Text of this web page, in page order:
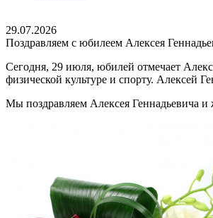
29.07.2026
Поздравляем с юбилеем Алексея
Сегодня, 29 июля, юбилей отмечает
физической культуре и спорту. Алексей
Мы поздравляем Алексея Геннадьевича и